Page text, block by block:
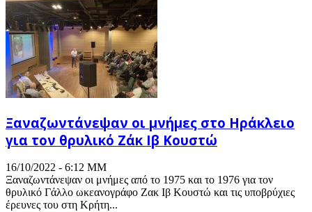
Ξαναζωντάνεψαν οι μνήμες στο Ηράκλειο
για τον θρυλικό Ζάκ Ιβ Κουστώ
16/10/2022 - 6:12 ΜΜ
Ξαναζωντάνεψαν οι μνήμες από το 1975 και το 1976 για τον
θρυλικό Γάλλο ωκεανογράφο Ζακ Ιβ Κουστώ και τις υποβρύχιες
έρευνες του στη Κρήτη...